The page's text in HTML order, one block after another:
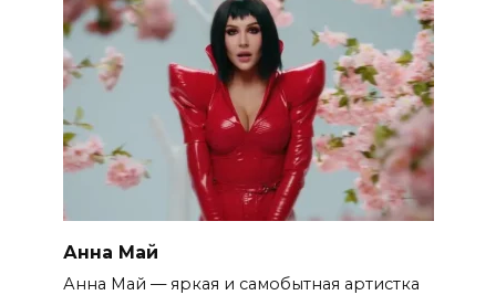
Анна Май
Анна Май — яркая и самобытная артистка